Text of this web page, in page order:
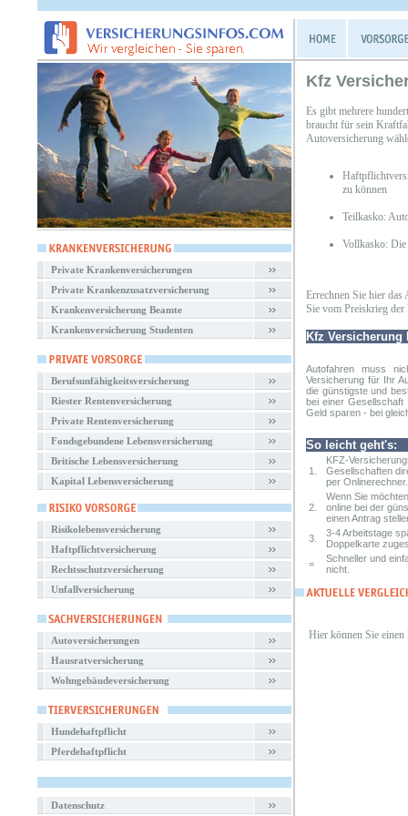
Private Krankenversicherungen
Private Krankenzusatzversicherung
Krankenversicherung Beamte
Krankenversicherung Studenten
Berufsunfähigkeitsversicherung
Riester Rentenversicherung
Private Rentenversicherung
Fondsgebundene Lebensversicherung
Britische Lebensversicherung
Kapital Lebensversicherung
Risikolebensversicherung
Haftpflichtversicherung
Rechtsschutzversicherung
Unfallversicherung
Autoversicherungen
Hausratversicherung
Wohngebäudeversicherung
Hundehaftpflicht
Pferdehaftpflicht
Datenschutz
Kfz
Es gibt mehrere
braucht für sein
Autoversicherung
zu können
Teilkasko:
Vollkasko: Die
Errechnen Sie hier
Sie vom Preiskrieg
Kfz Versicherung
Autofahren muss
Versicherung für Ihr
die günstigste und
bei einer
Geld sparen - bei
So leicht geht's:
1.
KFZ-
Gesellschaften
per Onlinerechner.
2.
Wenn Sie
online bei der
einen Antrag
3.
3-4 Arbeitstage
Doppelkarte
=
Schneller und
nicht.
Hier können Sie